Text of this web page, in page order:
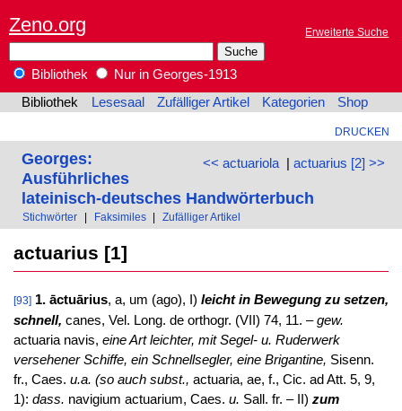
Zeno.org Erweiterte Suche
Bibliothek
Nur in Georges-1913
Bibliothek
Lesesaal Zufälliger Artikel Kategorien Shop
DRUCKEN
<< actuariola| actuarius [2] >>
Georges:
Ausführliches
lateinisch-deutsches Handwörterbuch
Stichwörter Faksimiles Zufälliger Artikel
actuarius [1]
[93] 1. āctuārius, a, um (ago), I) leicht in Bewegung zu setzen,
schnell, canes, Vel. Long. de orthogr. (VII) 74, 11. –gew.
actuaria navis, eine Art leichter, mit Segel- u. Ruderwerk
versehener Schiffe, ein Schnellsegler, eine Brigantine, Sisenn.
fr., Caes. u.a. (so auch subst., actuaria, ae, f., Cic. ad Att. 5, 9,
1): dass. navigium actuarium, Caes. u. Sall. fr. – II) zum